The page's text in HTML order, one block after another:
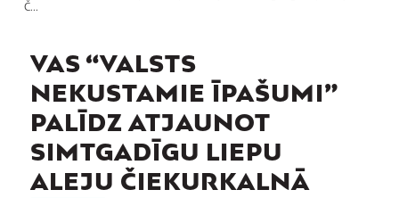
Č...
VAS “VALSTS
NEKUSTAMIE ĪPAŠUMI”
PALĪDZ ATJAUNOT
SIMTGADĪGU LIEPU
ALEJU ČIEKURKALNĀ